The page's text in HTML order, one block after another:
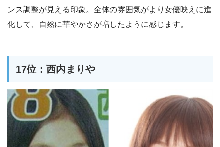
ンス調整が見える印象。全体の雰囲気がより女優映えに進
化して、自然に華やかさが増したように感じます。
17位：西内まりや